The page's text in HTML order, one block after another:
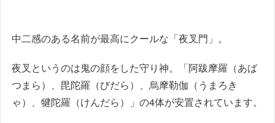
中二感のある名前が最高にクールな「夜叉門」。
夜叉というのは鬼の顔をした守り神。「阿跋摩羅（あば
つまら）、毘陀羅（びだら）、烏摩勒伽（うまろき
ゃ）、犍陀羅（けんだら）」の4体が安置されています。